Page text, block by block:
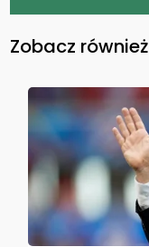
Zobacz również